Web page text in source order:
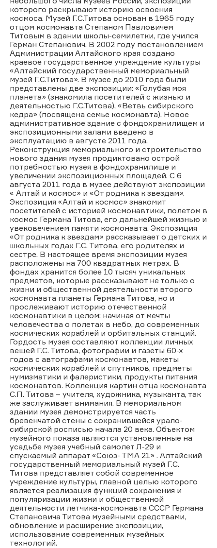
которого раскрывают историю освоения
космоса. Музей Г.С.Титова основан в 1965 году
отцом космонавта Степаном Павловичем
Титовым в здании школы-семилетки, где учился
Герман Степанович. В 2002 году постановлением
Администрации Алтайского края создано
краевое государственное учреждение культуры
«Алтайский государственный мемориальный
музей Г.С.Титова». В музее до 2010 года были
представлены две экспозиции: «Голубая моя
планета» (знакомила посетителей с жизнью и
деятельностью Г.С.Титова), «Ветвь сибирского
кедра» (посвящена семье космонавта). Новое
административное здание с фондохранилищем и
экспозиционными залами введено в
эксплуатацию в августе 2011 года.
Реконструкция мемориального и строительство
нового здания музея продиктовано острой
потребностью музея в фондохранилище и
увеличении экспозиционных площадей. С 6
августа 2011 года в музее действуют экспозиции
« Алтай и космос» и «От родника к звездам».
Экспозиция «Алтай и космос» знакомит
посетителей с историей космонавтики, полетом в
космос Германа Титова, его дальнейшей жизнью и
увековечением памяти космонавта. Экспозиция
«От родника к звездам» рассказывает о детских и
школьных годах Г.С. Титова, его родителях и
сестре. В настоящее время экспозиции музея
расположены на 700 квадратных метрах. В
фондах хранится более 10 тысяч уникальных
предметов, которые рассказывают не только о
жизни и общественной деятельности второго
космонавта планеты Германа Титова, но и
прослеживают историю отечественной
космонавтики в целом: начиная от мечты
человечества о полетах в небо, до современных
космических кораблей и орбитальных станций.
Гордость музея составляют коллекции личных
вещей Г.С. Титова, фотографии и газеты 60-х
годов с автографами космонавтов, макеты
космических кораблей и спутников, предметы
нумизматики и фалеристики, продукты питания
космонавтов. Коллекция картин отца космонавта
С.П. Титова – учителя, художника, музыканта, так
же заслуживает внимания. В мемориальном
здании музея демонстрируется часть
бревенчатой стены с сохранившейся урало-
сибирской росписью начала 20 века. Объектом
музейного показа являются установленные на
усадьбе музея учебный самолет Л-29 и
спускаемый аппарат «Союз- ТМА 21» . Алтайский
государственный мемориальный музей Г.С.
Титова представляет собой современное
учреждение культуры, главной целью которого
является реализация функций сохранения и
популяризации жизни и общественной
деятельности летчика-космонавта СССР Германа
Степановича Титова музейными средствами,
обновление и расширение экспозиции,
использование современных музейных
технологий.